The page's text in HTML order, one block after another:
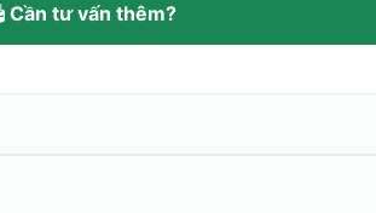
Cần tư vấn thêm?